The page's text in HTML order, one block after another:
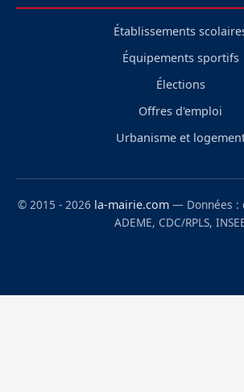
Établissements
Équipements sportifs
Élections
Offres d'emploi
Urbanisme et
© 2015 - 2026 la-mairie.com — Données :
ADEME, CDC/RPLS,